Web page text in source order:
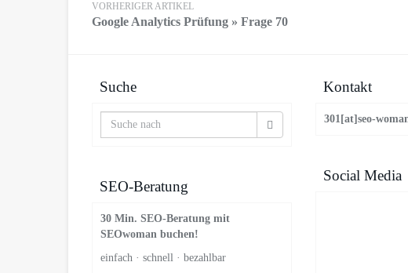
VORHERIGER ARTIKEL
Google Analytics Prüfung » Frage 70
Suche
SEO-Beratung
30 Min. SEO-Beratung mit
SEOwoman buchen!
einfach · schnell · bezahlbar
Kontakt
301[at]seo-
Social Media